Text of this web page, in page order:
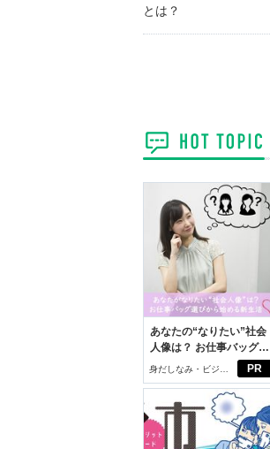
とは？
PR
あなたの“なりたい”社会
人像は？ お仕事バッグ選
びから始める新生活
身だしなみ・ビジネ
スアイテム